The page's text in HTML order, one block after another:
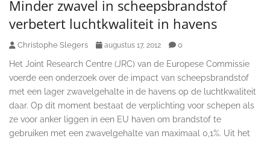
Minder zwavel in scheepsbrandstof
verbetert luchtkwaliteit in havens
Christophe Slegers augustus 17, 2012 0
Het Joint Research Centre (JRC) van de Europese Commissie
voerde een onderzoek over de impact van scheepsbrandstof
met een lager zwavelgehalte in de havens op de luchtkwaliteit
daar. Op dit moment bestaat de verplichting voor schepen als
ze voor anker liggen in een EU haven om brandstof te
gebruiken met een zwavelgehalte van maximaal 0,1%. Uit het